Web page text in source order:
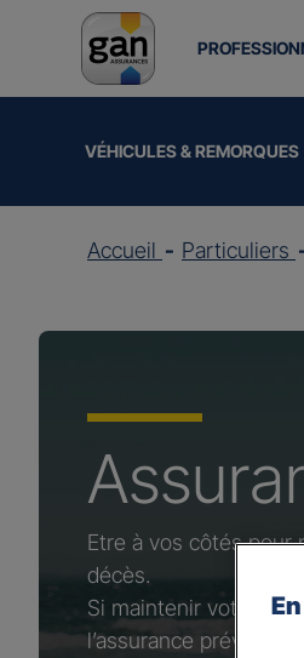
VÉHICULES & REMORQUES
Accueil Particuliers
Etre à vos côtés pour
décès.
Si maintenir votre
l’assurance